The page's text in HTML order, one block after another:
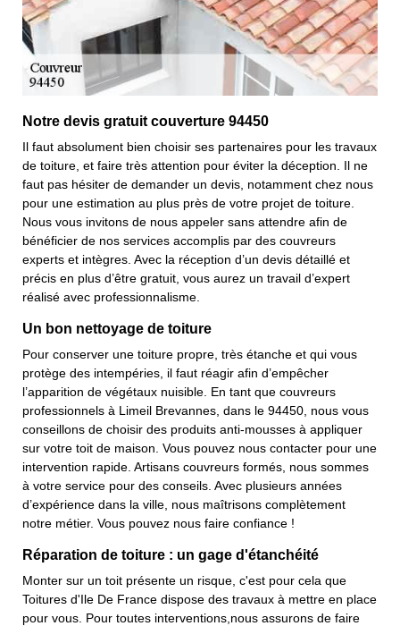
Notre devis gratuit couverture 94450
Il faut absolument bien choisir ses partenaires pour les travaux
de toiture, et faire très attention pour éviter la déception. Il ne
faut pas hésiter de demander un devis, notamment chez nous
pour une estimation au plus près de votre projet de toiture.
Nous vous invitons de nous appeler sans attendre afin de
bénéficier de nos services accomplis par des couvreurs
experts et intègres. Avec la réception d’un devis détaillé et
précis en plus d’être gratuit, vous aurez un travail d’expert
réalisé avec professionnalisme.
Un bon nettoyage de toiture
Pour conserver une toiture propre, très étanche et qui vous
protège des intempéries, il faut réagir afin d’empêcher
l’apparition de végétaux nuisible. En tant que couvreurs
professionnels à Limeil Brevannes, dans le 94450, nous vous
conseillons de choisir des produits anti-mousses à appliquer
sur votre toit de maison. Vous pouvez nous contacter pour une
intervention rapide. Artisans couvreurs formés, nous sommes
à votre service pour des conseils. Avec plusieurs années
d’expérience dans la ville, nous maîtrisons complètement
notre métier. Vous pouvez nous faire confiance !
Réparation de toiture : un gage d'étanchéité
Monter sur un toit présente un risque, c'est pour cela que
Toitures d'Ile De France dispose des travaux à mettre en place
pour vous. Pour toutes interventions,nous assurons de faire